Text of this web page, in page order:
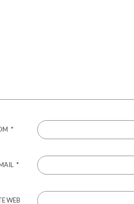
*
*
WEB